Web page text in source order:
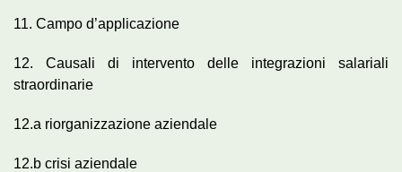
11. Campo d’applicazione
12. Causali di intervento delle integrazioni salariali
straordinarie
12.a riorganizzazione aziendale
12.b crisi aziendale